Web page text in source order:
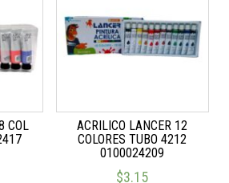
COL
ACRILICO LANCER 12
COLORES TUBO 4212
0100024209
$3.15